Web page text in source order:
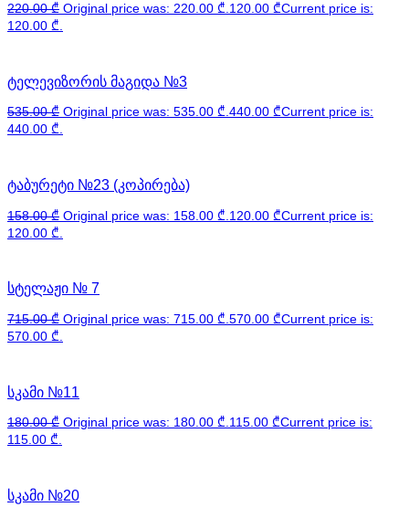
220.00₾ Original price was: 220.00 ₾.120.00 ₾Current price is:
120.00 ₾.
ტელევიზორის მაგიდა №3
535.00₾ Original price was: 535.00 ₾.440.00 ₾Current price is:
440.00 ₾.
ტაბურეტი №23 (კოპირება)
158.00₾ Original price was: 158.00 ₾. 120.00 ₾Current price is:
120.00 ₾.
სტელაჟი № 7
715.00₾ Original price was: 715.00 ₾. 570.00 ₾Current price is:
570.00 ₾.
სკამი №11
180.00₾ Original price was: 180.00 ₾. 115.00 ₾Current price is:
115.00 ₾.
სკამი №20